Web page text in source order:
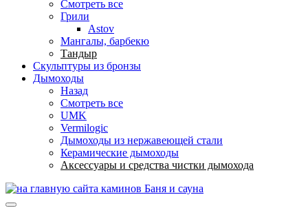
Смотреть все
Грили
Astov
Мангалы, барбекю
Тандыр
Скульптуры из бронзы
Дымоходы
Назад
Смотреть все
UMK
Vermilogic
Дымоходы из нержавеющей стали
Керамические дымоходы
Аксессуары и средства чистки дымохода
Баня и сауна